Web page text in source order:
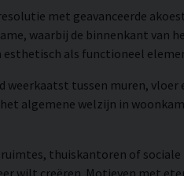
met geavanceerde
waarbij de binnenkant van
esthetisch als functioneel
tussen muren,
algemene welzijn in
thuiskantoren of
wilt creëren. Motieven met